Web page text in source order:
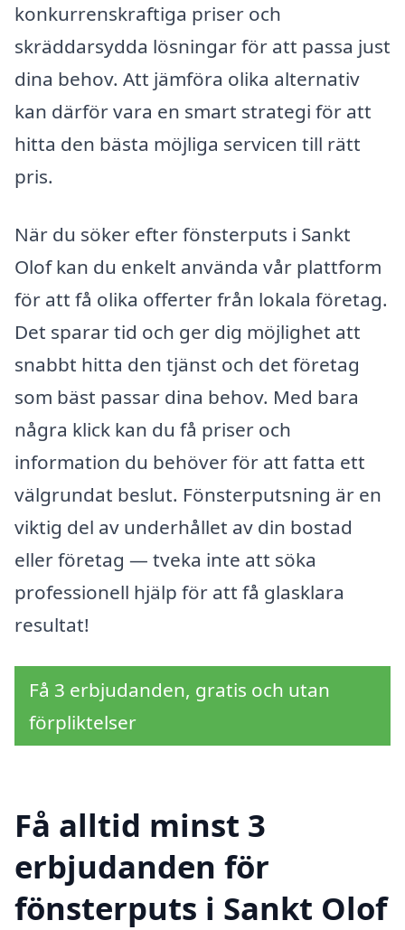
konkurrenskraftiga priser och
skräddarsydda lösningar för att passa just
dina behov. Att jämföra olika alternativ
kan därför vara en smart strategi för att
hitta den bästa möjliga servicen till rätt
pris.
När du söker efter fönsterputs i Sankt
Olof kan du enkelt använda vår plattform
för att få olika offerter från lokala företag.
Det sparar tid och ger dig möjlighet att
snabbt hitta den tjänst och det företag
som bäst passar dina behov. Med bara
några klick kan du få priser och
information du behöver för att fatta ett
välgrundat beslut. Fönsterputsning är en
viktig del av underhållet av din bostad
eller företag — tveka inte att söka
professionell hjälp för att få glasklara
resultat!
Få 3 erbjudanden, gratis och utan
förpliktelser
Få alltid minst 3
erbjudanden för
fönsterputs i Sankt Olof